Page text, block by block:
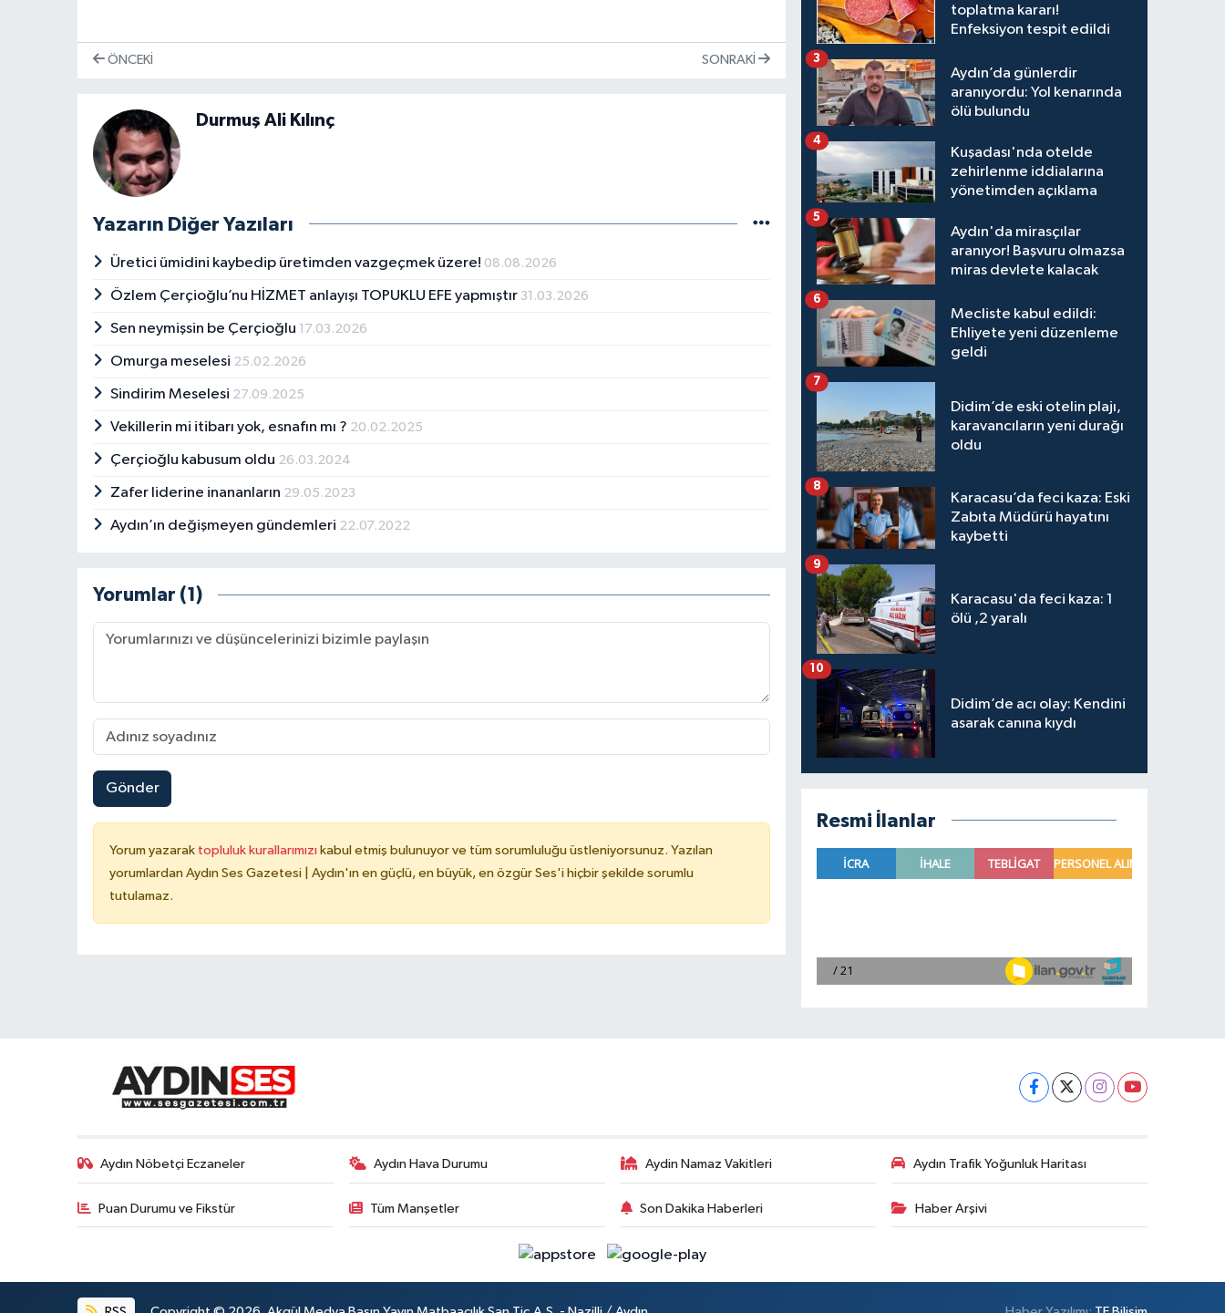
ÖNCEKI SONRAKI
Durmuş Ali Kılınç
Yazarın Diğer Yazıları
Üretici ümidini kaybedip üretimden vazgeçmek üzere! 08.08.2026
Özlem Çerçioğlu’nu HİZMET anlayışı TOPUKLU EFE yapmıştır 31.03.2026
Sen neymişsin be Çerçioğlu 17.03.2026
Omurga meselesi 25.02.2026
Sindirim Meselesi 27.09.2025
Vekillerin mi itibarı yok, esnafın mı ? 20.02.2025
Çerçioğlu kabusum oldu 26.03.2024
Zafer liderine inananların 29.05.2023
Aydın’ın değişmeyen gündemleri 22.07.2022
Yorumlar (1)
Gönder
Yorum yazarak topluluk kurallarımızı kabul etmiş bulunuyor ve tüm sorumluluğu üstleniyorsunuz. Yazılan
yorumlardan Aydın Ses Gazetesi | Aydın'ın en güçlü, en büyük, en özgür Ses'i hiçbir şekilde sorumlu
tutulamaz.
toplatma kararı!
Enfeksiyon tespit edildi
Aydın’da günlerdir
aranıyordu: Yol kenarında
ölü bulundu
3
Kuşadası'nda otelde
zehirlenme iddialarına
yönetimden açıklama
4
Aydın'da mirasçılar
aranıyor! Başvuru olmazsa
miras devlete kalacak
5
Mecliste kabul edildi:
Ehliyete yeni düzenleme
geldi
6
Didim’de eski otelin plajı,
karavancıların yeni durağı
oldu
7
Karacasu’da feci kaza: Eski
Zabıta Müdürü hayatını
kaybetti
8
Karacasu'da feci kaza: 1
ölü ,2 yaralı
9
Didim’de acı olay: Kendini
asarak canına kıydı
10
Resmi İlanlar
Aydın Nöbetçi Eczaneler Aydın Hava Durumu Aydin Namaz Vakitleri Aydın Trafik Yoğunluk Haritası
Puan Durumu ve Fikstür Tüm Manşetler Son Dakika Haberleri Haber Arşivi